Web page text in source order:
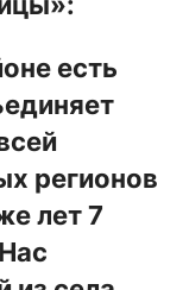
есть
регионов
лет 7